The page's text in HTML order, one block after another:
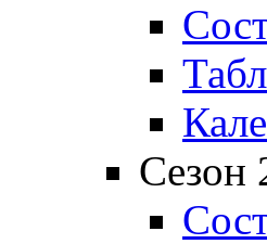
Сезон